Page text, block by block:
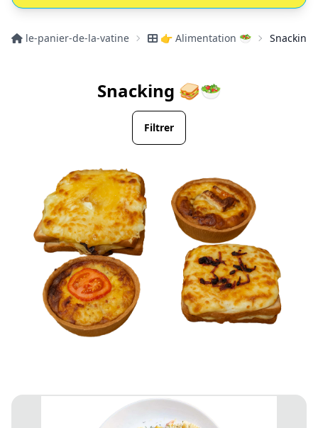
le-panier-de-la-vatine 👉 Alimentation 🥗 Snacking
Snacking 🥪🥗
Filtrer